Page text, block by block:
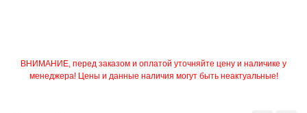
ВНИМАНИЕ, перед заказом и оплатой уточняйте цену и наличике у
менеджера! Цены и данные наличия могут быть неактуальные!